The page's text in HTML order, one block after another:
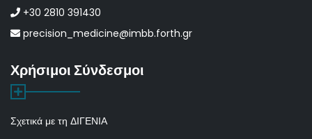
+30 2810 391430
precision_medicine@imbb.forth.gr
Χρήσιμοι Σύνδεσμοι
Σχετικά με τη ΔΙΓΕΝΙΑ